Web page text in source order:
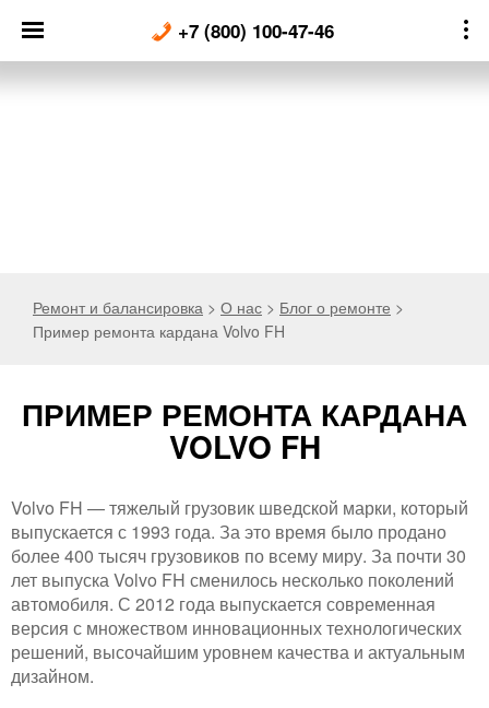
content
+7 (800) 100-47-46
Ремонт и балансировка > О нас > Блог о ремонте >
Пример ремонта кардана Volvo FH
ПРИМЕР РЕМОНТА КАРДАНА
VOLVO FH
Volvo FH — тяжелый грузовик шведской марки, который
выпускается с 1993 года. За это время было продано
более 400 тысяч грузовиков по всему миру. За почти 30
лет выпуска Volvo FH сменилось несколько поколений
автомобиля. С 2012 года выпускается современная
версия с множеством инновационных технологических
решений, высочайшим уровнем качества и актуальным
дизайном.